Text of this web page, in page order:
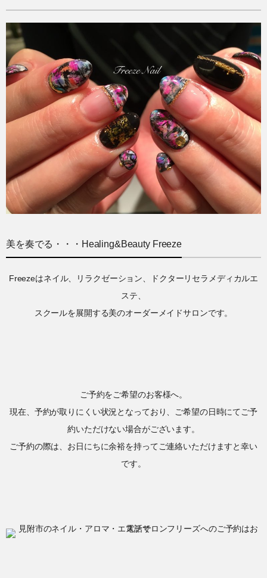
美を奏でる・・・Healing&Beauty Freeze
Freezeはネイル、リラクゼーション、ドクターリセラメディカルエ
ステ、
スクールを展開する美のオーダーメイドサロンです。
ご予約をご希望のお客様へ。
現在、予約が取りにくい状況となっており、ご希望の日時にてご予
約いただけない場合がございます。
ご予約の際は、お日にちに余裕を持ってご連絡いただけますと幸い
です。